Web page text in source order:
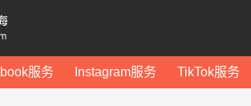
服务 Instagram服务 TikTok服务